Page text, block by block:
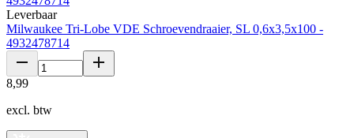
Leverbaar
Milwaukee Tri-Lobe VDE Schroevendraaier, SL 0,6x3,5x100 -
4932478714
8,99
excl. btw